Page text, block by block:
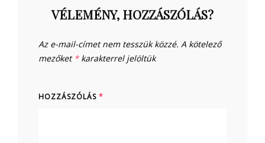
VÉLEMÉNY, HOZZÁSZÓLÁS?
Az e-mail-címet nem tesszük közzé. A kötelező
mezőket *karakterrel jelöltük
HOZZÁSZÓLÁS *